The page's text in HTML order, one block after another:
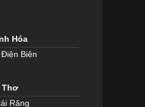
Hóa
Biên
Thơ
Răng